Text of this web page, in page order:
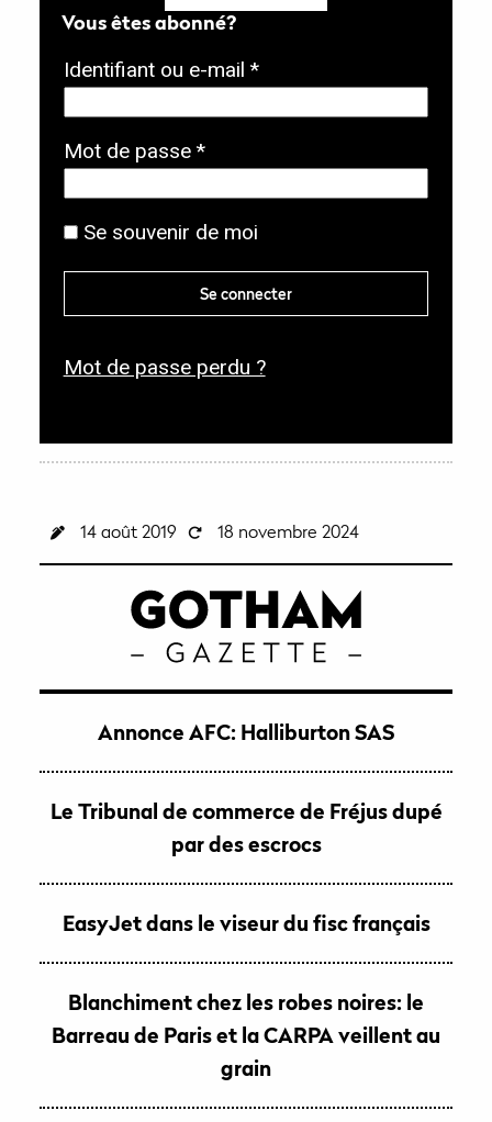
Vous êtes abonné?
Identifiant ou e-mail *O
i
g
t
o
r
Mot de passe *O
g
a
o
r
Se souvenir de moi
Se connecter
Mot de passe perdu ?
14 août 2019 18 novembre 2024
Annonce AFC: Halliburton SAS
Le Tribunal de commerce de Fréjus dupé
par des escrocs
EasyJet dans le viseur du fisc français
Blanchiment chez les robes noires: le
Barreau de Paris et la CARPA veillent au
grain